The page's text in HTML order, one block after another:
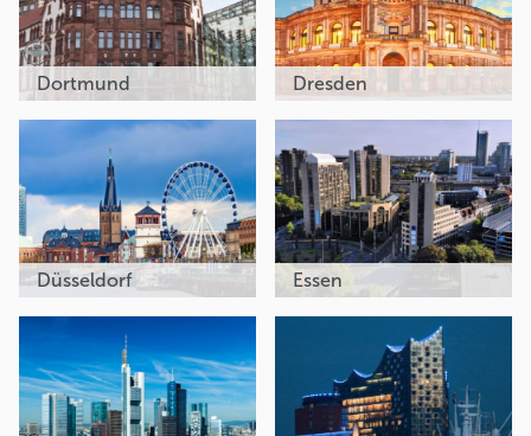
Dortmund Dresden
Düsseldorf Essen